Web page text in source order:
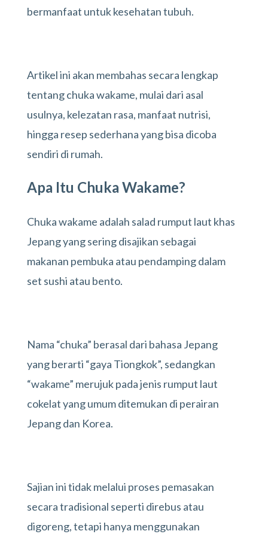
bermanfaat untuk kesehatan tubuh.
Artikel ini akan membahas secara lengkap
tentang chuka wakame, mulai dari asal
usulnya, kelezatan rasa, manfaat nutrisi,
hingga resep sederhana yang bisa dicoba
sendiri di rumah.
Apa Itu Chuka Wakame?
Chuka wakame adalah salad rumput laut khas
Jepang yang sering disajikan sebagai
makanan pembuka atau pendamping dalam
set sushi atau bento.
Nama “chuka” berasal dari bahasa Jepang
yang berarti “gaya Tiongkok”, sedangkan
“wakame” merujuk pada jenis rumput laut
cokelat yang umum ditemukan di perairan
Jepang dan Korea.
Sajian ini tidak melalui proses pemasakan
secara tradisional seperti direbus atau
digoreng, tetapi hanya menggunakan